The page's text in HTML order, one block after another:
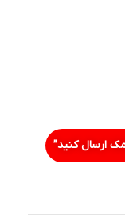
ارسال کنید”